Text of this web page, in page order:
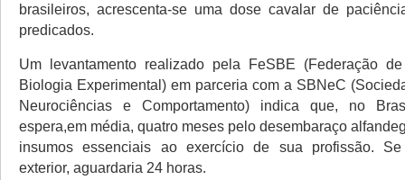
brasileiros, acrescenta-se uma dose cavalar de
predicados.
Um levantamento realizado pela FeSBE (Federação
Biologia Experimental) em parceria com a SBNeC
Neurociências e Comportamento) indica que, no
espera,em média, quatro meses pelo desembaraço
insumos essenciais ao exercício de sua profissão.
exterior, aguardaria 24 horas.